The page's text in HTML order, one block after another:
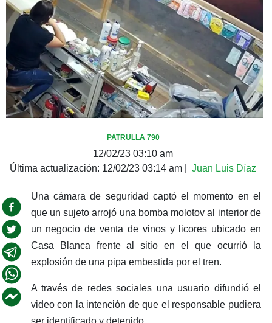
PATRULLA 790
12/02/23 03:10 am
Última actualización: 12/02/23 03:14 am Juan Luis Díaz
Una cámara de seguridad captó el momento en el
que un sujeto arrojó una bomba molotov al interior de
un negocio de venta de vinos y licores ubicado en
Casa Blanca frente al sitio en el que ocurrió la
explosión de una pipa embestida por el tren.
A través de redes sociales una usuario difundió el
video con la intención de que el responsable pudiera
ser identificado y detenido.